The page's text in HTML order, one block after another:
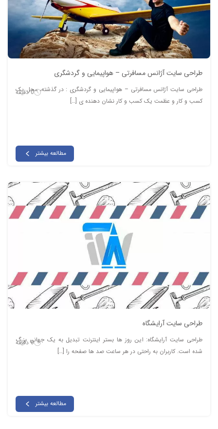
طراحی سایت آژانس مسافرتی – هواپیمایی و گردشگری
0 دقیقه
طراحی سایت آژانس مسافرتی – هواپیمایی و گردشگری : در گذشته، محل یک
کسب و کار و عظمت یک کسب و کار نشان دهنده ی […]
مطالعه بیشتر
طراحی سایت آرایشگاه
0 دقیقه
طراحی سایت آرایشگاه: این روز ها بستر اینترنت تبدیل به یک جهانی بزرگ
شده است. کاربران به راحتی در هر ساعت صد ها صفحه را […]
مطالعه بیشتر